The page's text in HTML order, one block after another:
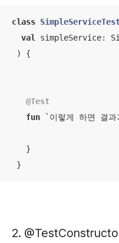
class
val
simpleService:
) {
@Test
fun `이렇게 하면 결과
   }
}
2.